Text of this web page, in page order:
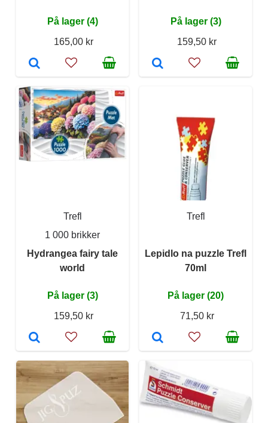
På lager (4)
165,00 kr
På lager (3)
159,50 kr
Trefl
1 000 brikker
Hydrangea fairy tale
world
På lager (3)
159,50 kr
Trefl
Lepidlo na puzzle Trefl
70ml
På lager (20)
71,50 kr